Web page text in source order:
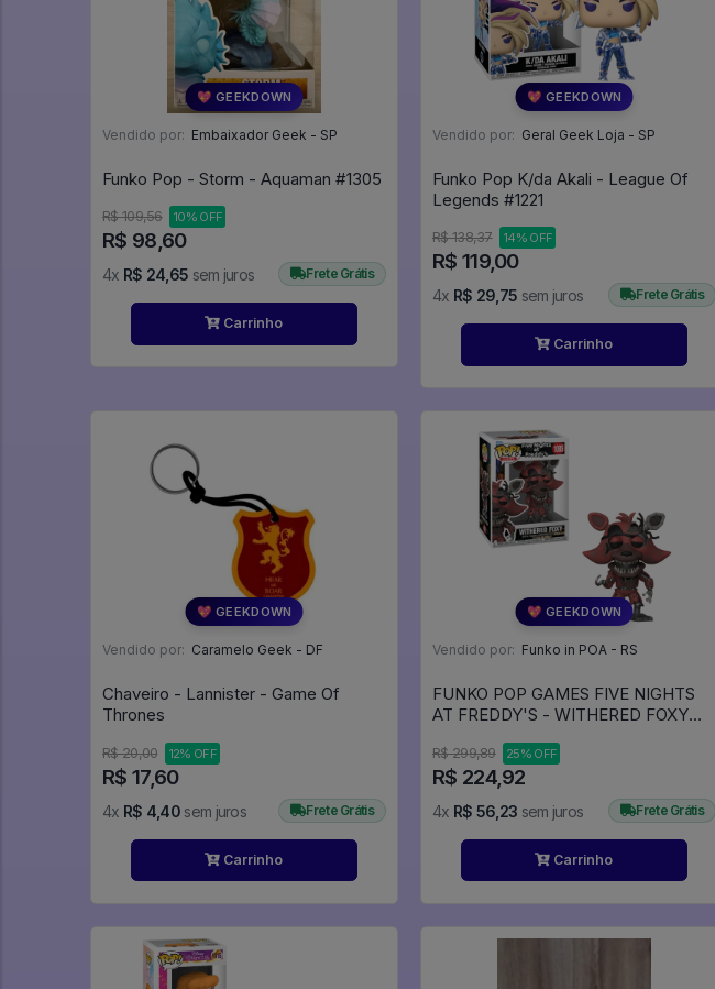
💖 GEEKDOWN
Vendido por: Embaixador Geek - SP
Funko Pop - Storm - Aquaman #1305
R$ 109,56 10% OFF
R$ 98,60
4x R$ 24,65 sem juros Frete Grátis
Carrinho
💖 GEEKDOWN
Vendido por: Geral Geek Loja - SP
Funko Pop K/da Akali - League Of
Legends #1221
R$ 138,37 14% OFF
R$ 119,00
4x R$ 29,75 sem juros Frete Grátis
Carrinho
💖 GEEKDOWN
Vendido por: Caramelo Geek - DF
Chaveiro - Lannister - Game Of
Thrones
R$ 20,00 12% OFF
R$ 17,60
4x R$ 4,40 sem juros Frete Grátis
Carrinho
💖 GEEKDOWN
Vendido por: Funko in POA - RS
FUNKO POP GAMES FIVE NIGHTS
AT FREDDY'S - WITHERED FOXY
R$ 299,89 25% OFF
R$ 224,92
4x R$ 56,23 sem juros Frete Grátis
Carrinho